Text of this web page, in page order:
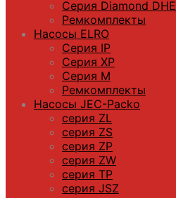
Серия Diamond DHE
Ремкомплекты
Насосы ELRO
Серия IP
Серия XP
Серия M
Ремкомплекты
Насосы JEC-Packo
серия ZL
серия ZS
серия ZP
серия ZW
серия TP
серия JSZ